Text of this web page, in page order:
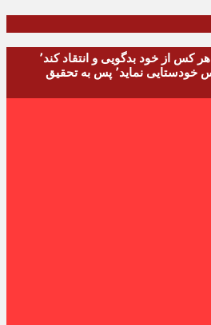
امام علی (ع) می فرماید : هر کس از خود بدگویی و انتقاد کند٬
خود را اصلاح کرده و هر کس خودستایی نماید٬ پس به تحقیق